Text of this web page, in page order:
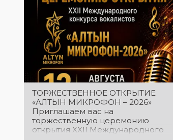
ТОРЖЕСТВЕННОЕ ОТКРЫТИЕ
«АЛТЫН МИКРОФОН – 2026»
Приглашаем вас на
торжественную церемонию
открытия XXII Международного